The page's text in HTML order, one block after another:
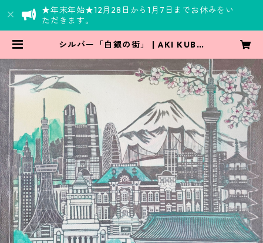
★年末年始★12月28日から1月7日までお休みをい
ただきます。
シルバー「白銀の街」 | AKI KUBO